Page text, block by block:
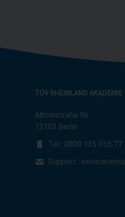
TÜV RHEINLAND AKADEMIE
Alboinstraße 56
12103 Berlin
Tel.: 0800 135 355 77
Support: